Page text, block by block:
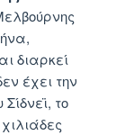
διαρκεί
έχει την
το